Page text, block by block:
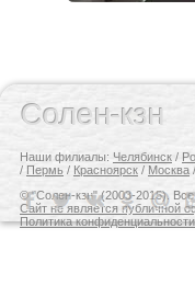
Солен-кзн
Наши филиалы: Челябинск /
/ Пермь / Красноярск / Москва /
© "Солен-кзн" (2003-2015).
Сайт не является публичной
Политика